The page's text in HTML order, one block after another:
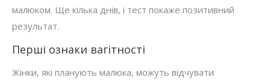
малюком. Ще кілька днів, і тест покаже позитивний
результат.
Перші ознаки вагітності
Жінки, які планують малюка, можуть відчувати